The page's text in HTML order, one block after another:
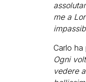
me a
Carlo
Ogni
vedere